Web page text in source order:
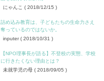
にゃんこ ( 2018/12/15 )
詰め込み教育は、子どもたちの生命力さえ
奪っているのではないか。
inputer( 2018/10/31 )
【NPO理事長が語る】不登校の実態、学校
に行きたくない理由とは？
未就学児の母 ( 2018/09/05 )